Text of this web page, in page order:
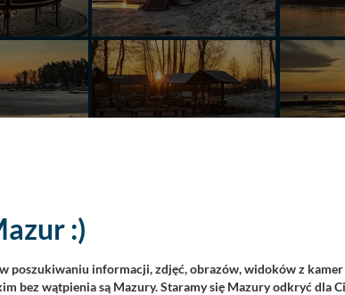
:)
w poszukiwaniu informacji, zdjęć, obrazów, widoków z kamer
bez wątpienia są Mazury. Staramy się Mazury odkryć dla